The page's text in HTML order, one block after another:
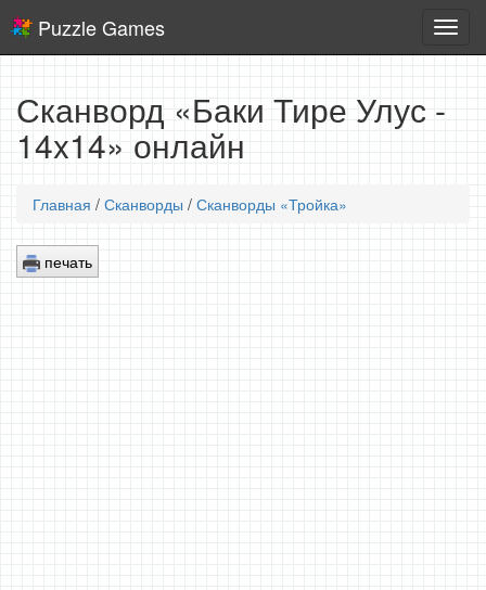
игры
Puzzle Games
Сканворд «Баки Тире Улус -
14x14» онлайн
Главная / Сканворды / Сканворды «Тройка»
печать